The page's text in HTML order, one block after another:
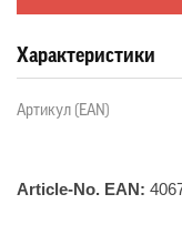
Характеристики
Артикул (EAN)
Article-No. EAN: